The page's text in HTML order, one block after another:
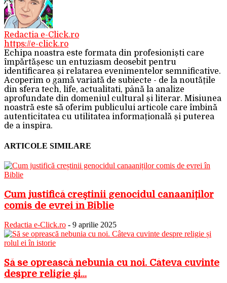
Redactia e-Click.ro
https://e-click.ro
Echipa noastra este formata din profesioniști care
împărtășesc un entuziasm deosebit pentru
identificarea și relatarea evenimentelor semnificative.
Acoperim o gamă variată de subiecte - de la noutățile
din sfera tech, life, actualitati, până la analize
aprofundate din domeniul cultural și literar. Misiunea
noastră este să oferim publicului articole care îmbină
autenticitatea cu utilitatea informațională și puterea
de a inspira.
ARTICOLE SIMILARE
Cum justifică creștinii genocidul canaaniților
comis de evrei în Biblie
Redactia e-Click.ro - 9 aprilie 2025
Să se oprească nebunia cu noi. Câteva cuvinte
despre religie și...